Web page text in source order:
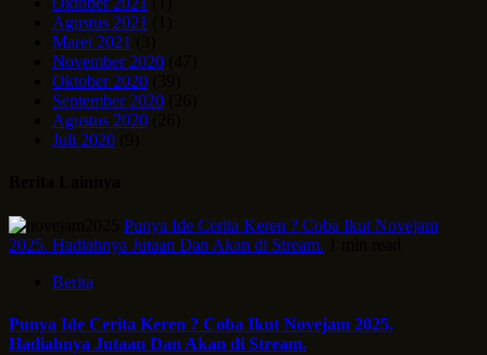
Agustus 2021
Maret 2021
November 2020
Oktober 2020
September 2020
Agustus 2020
Juli 2020
Punya Ide Cerita Keren ? Coba Ikut Novejam
2025. Hadiahnya Jutaan Dan Akan di Stream.
Berita
Punya Ide Cerita Keren ? Coba Ikut Novejam 2025.
Hadiahnya Jutaan Dan Akan di Stream.